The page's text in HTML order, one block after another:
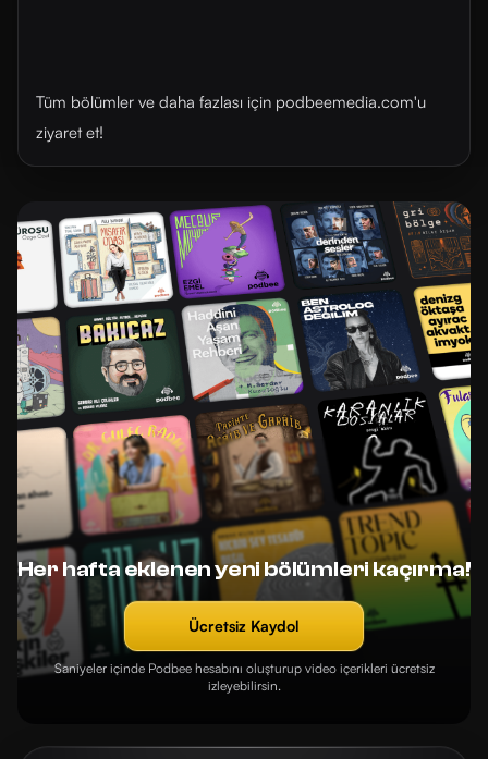
Tüm bölümler ve daha fazlası için ⁠⁠podbeemedia.com⁠⁠'u
ziyaret et!
Her hafta eklenen yeni bölümleri kaçırma!
Ücretsiz Kaydol
Saniyeler içinde Podbee hesabını oluşturup video içerikleri ücretsiz
izleyebilirsin.